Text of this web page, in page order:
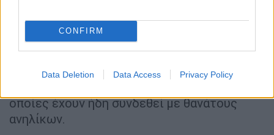
CONFIRM
Data Deletion Data Access Privacy Policy
πνιγμού ή της λιποθυμίας μεταδόθηκε
αστραπιαία. Για να νιώσουν ένα αίσθημα
ευφορίας, τα παιδιά είτε δοκίμαζαν να
πνίξουν φίλους τους ή τους ασκούσαν
οποίες έχουν ήδη συνδεθεί με θανάτους
ανηλίκων.